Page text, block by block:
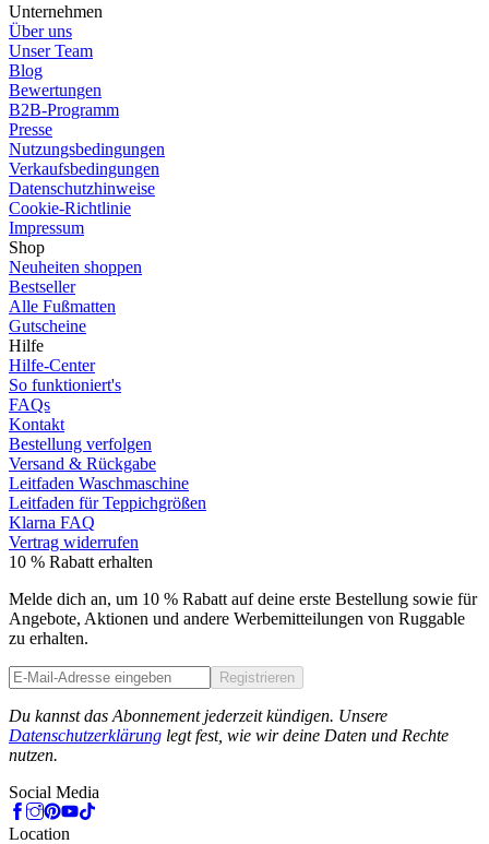
Unternehmen
Über uns
Unser Team
Blog
Bewertungen
B2B-Programm
Presse
Nutzungsbedingungen
Verkaufsbedingungen
Datenschutzhinweise
Cookie-Richtlinie
Impressum
Shop
Neuheiten shoppen
Bestseller
Alle Fußmatten
Gutscheine
Hilfe
Hilfe-Center
So funktioniert's
FAQs
Kontakt
Bestellung verfolgen
Versand & Rückgabe
Leitfaden Waschmaschine
Leitfaden für Teppichgrößen
Klarna FAQ
Vertrag widerrufen
10 % Rabatt erhalten
Melde dich an, um 10 % Rabatt auf deine erste Bestellung sowie für
Angebote, Aktionen und andere Werbemitteilungen von Ruggable
zu erhalten.
Registrieren
Du kannst das Abonnement jederzeit kündigen. Unsere
Datenschutzerklärung legt fest, wie wir deine Daten und Rechte
nutzen.
Social Media
Location